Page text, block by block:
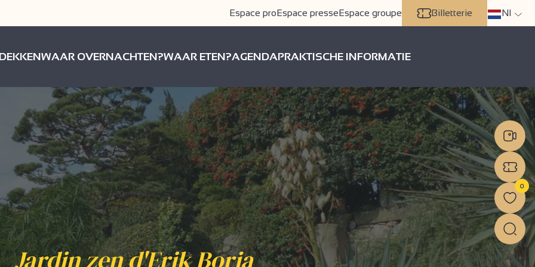
Espace proEspace presseEspace groupe Billetterie Nl
WAAR OVERNACHTEN?WAAR ETEN?AGENDAPRAKTISCHE INFORMATIE
Jardin zen d'Erik Borja
0